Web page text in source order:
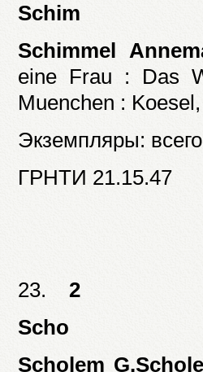
Schim
Schimmel
eine Frau : Das
Muenchen :
Экземпляры:
ГРНТИ 21.15.47
23. 2
Scho
Scholem